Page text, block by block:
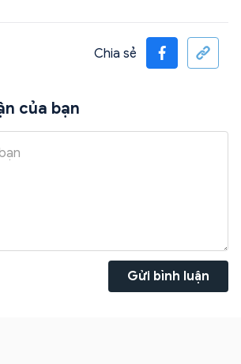
Chia sẻ
của bạn
Gửi bình luận